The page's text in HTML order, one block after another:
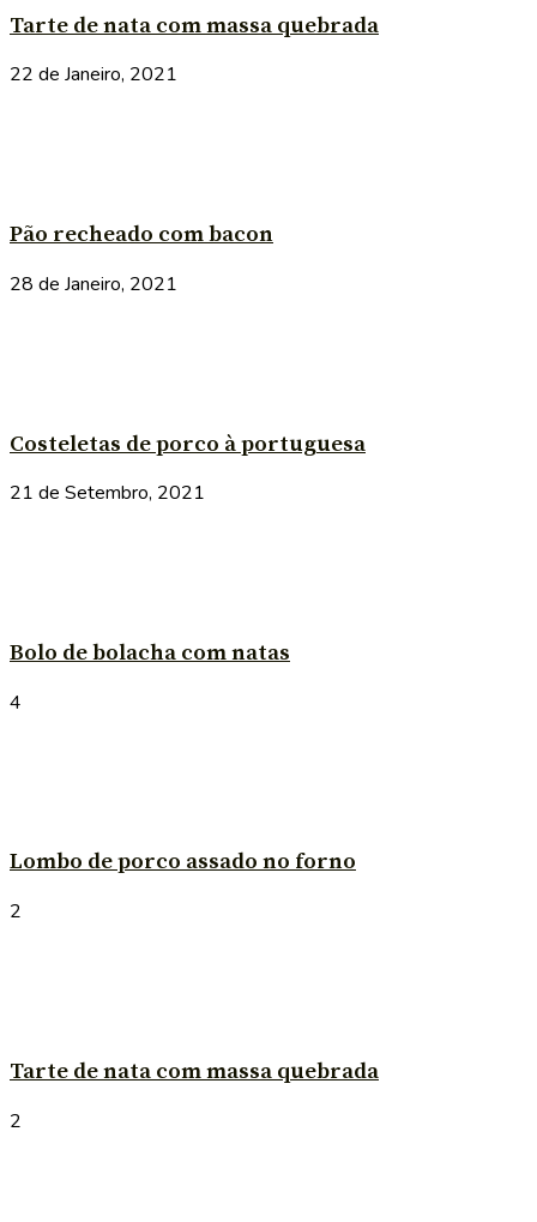
Tarte de nata com massa quebrada
22 de Janeiro, 2021
Pão recheado com bacon
28 de Janeiro, 2021
Costeletas de porco à portuguesa
21 de Setembro, 2021
Bolo de bolacha com natas
4
Lombo de porco assado no forno
2
Tarte de nata com massa quebrada
2